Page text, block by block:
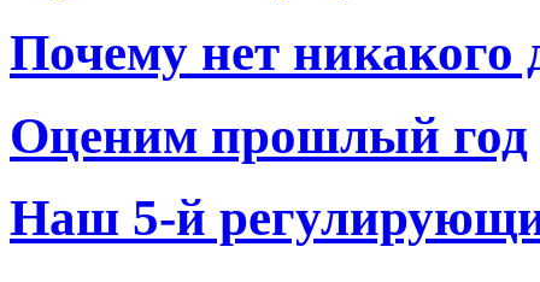
Почему нет никакого
Оценим прошлый год
Наш 5-й